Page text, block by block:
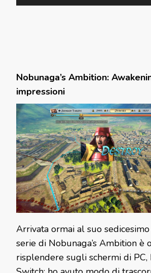
Nobunaga’s Ambition:
impressioni
Arrivata ormai al suo
serie di Nobunaga’s Ambition è
risplendere sugli schermi di PC,